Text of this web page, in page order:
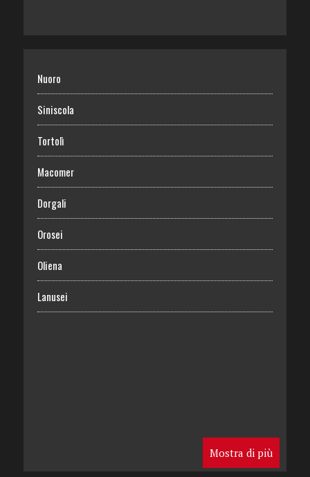
Nuoro
Siniscola
Tortolì
Macomer
Dorgali
Orosei
Oliena
Lanusei
Mostra di più